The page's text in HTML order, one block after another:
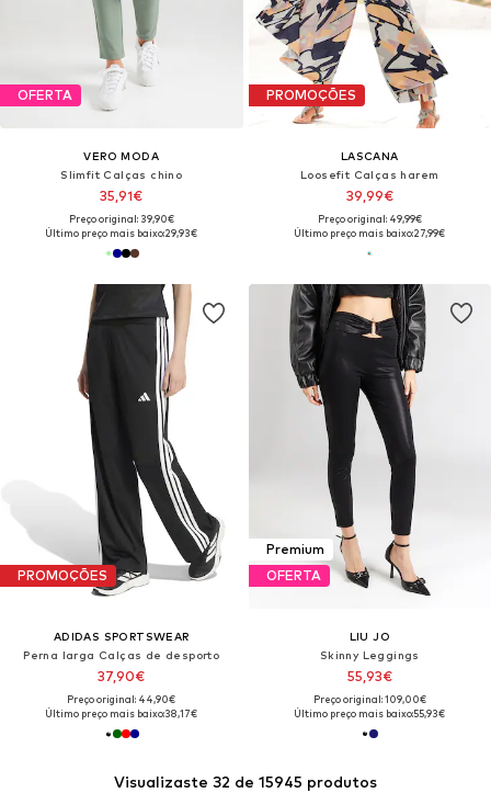
OFERTA
VERO MODA
Slimfit Calças chino
35,91€
Preço original: 39,90€
Último preço mais baixo:29,93€
PROMOÇÕES
LASCANA
Loosefit Calças harem
39,99€
Preço original: 49,99€
Último preço mais baixo:27,99€
PROMOÇÕES
ADIDAS SPORTSWEAR
Perna larga Calças de desporto
37,90€
Preço original: 44,90€
Último preço mais baixo:38,17€
Premium
OFERTA
LIU JO
Skinny Leggings
55,93€
Preço original: 109,00€
Último preço mais baixo:55,93€
Visualizaste 32 de 15945 produtos